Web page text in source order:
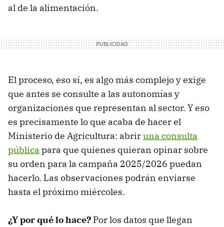
al de la alimentación.
El proceso, eso sí, es algo más complejo y exige
que antes se consulte a las autonomías y
organizaciones que representan al sector. Y eso
es precisamente lo que acaba de hacer el
Ministerio de Agricultura: abriruna consulta
pública para que quienes quieran opinar sobre
su orden para la campaña 2025/2026 puedan
hacerlo. Las observaciones podrán enviarse
hasta el próximo miércoles.
¿Y por qué lo hace? Por los datos que llegan